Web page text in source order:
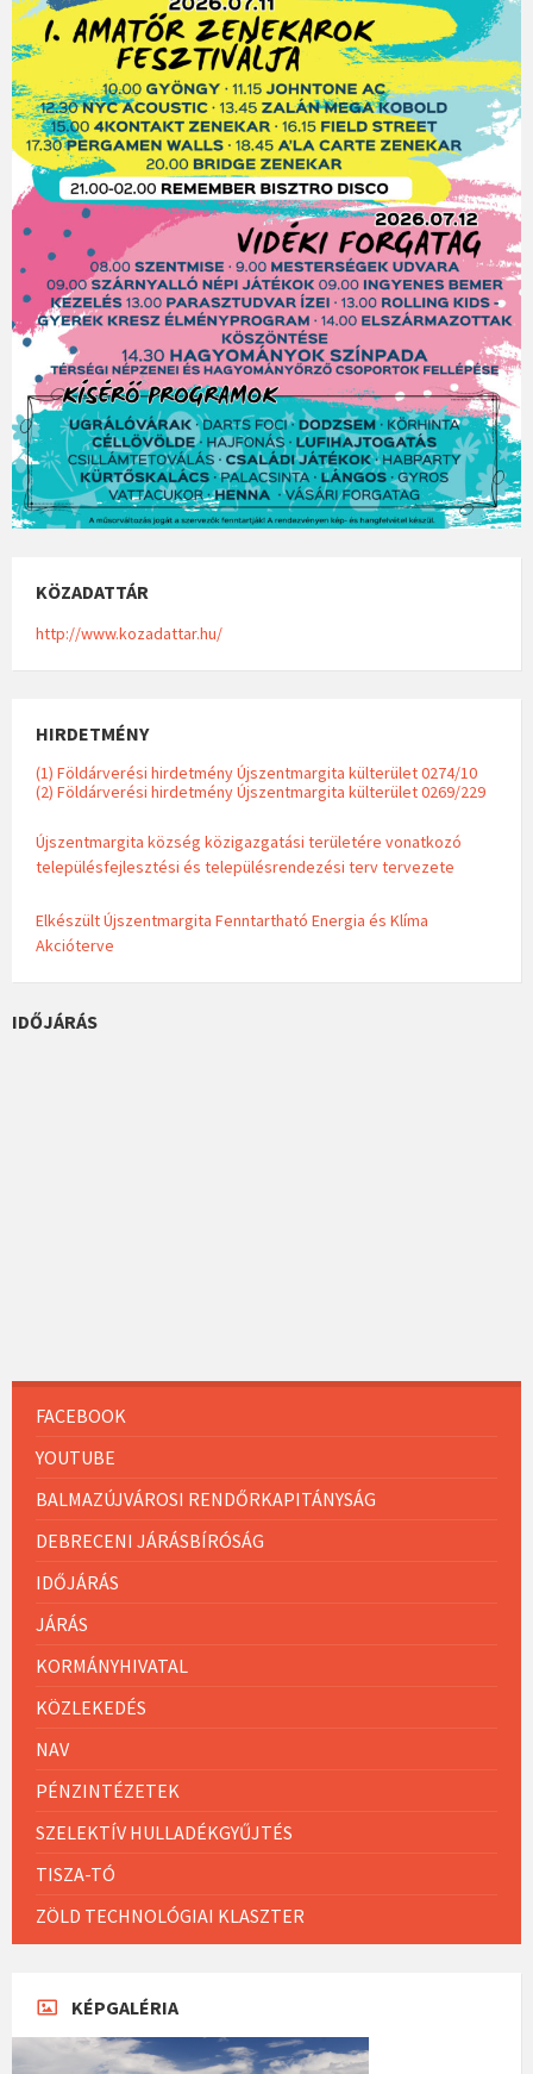
KÖZADATTÁR
http://www.kozadattar.hu/
HIRDETMÉNY
(1) Földárverési hirdetmény Újszentmargita külterület 0274/10
(2) Földárverési hirdetmény Újszentmargita külterület 0269/229
Újszentmargita község közigazgatási területére vonatkozó
településfejlesztési és településrendezési terv tervezete
Elkészült Újszentmargita Fenntartható Energia és Klíma
Akcióterve
IDŐJÁRÁS
FACEBOOK
YOUTUBE
BALMAZÚJVÁROSI RENDŐRKAPITÁNYSÁG
DEBRECENI JÁRÁSBÍRÓSÁG
IDŐJÁRÁS
JÁRÁS
KORMÁNYHIVATAL
KÖZLEKEDÉS
NAV
PÉNZINTÉZETEK
SZELEKTÍV HULLADÉKGYŰJTÉS
TISZA-TÓ
ZÖLD TECHNOLÓGIAI KLASZTER
KÉPGALÉRIA